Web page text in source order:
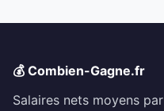
💰 Combien-Gagne.fr
Salaires nets moyens par